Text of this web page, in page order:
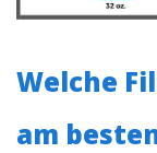
Welche
am